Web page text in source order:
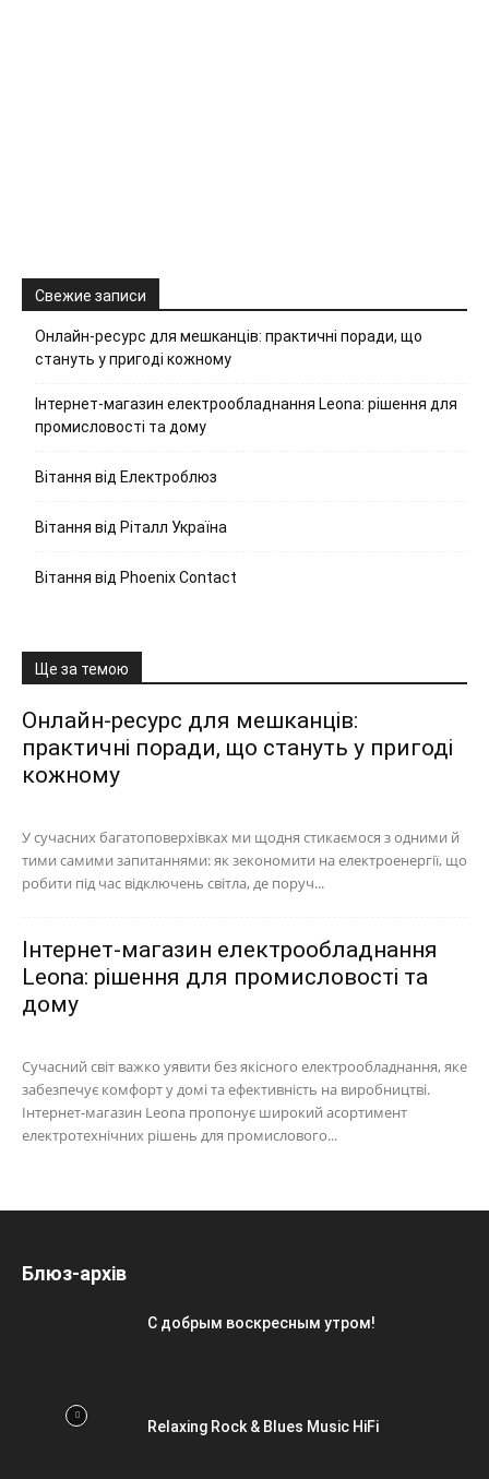
Свежие записи
Онлайн-ресурс для мешканців: практичні поради, що
стануть у пригоді кожному
Інтернет-магазин електрообладнання Leona: рішення для
промисловості та дому
Вітання від Електроблюз
Вітання від Ріталл Україна
Вітання від Phoenix Contact
Ще за темою
Онлайн-ресурс для мешканців:
практичні поради, що стануть у пригоді
кожному
У сучасних багатоповерхівках ми щодня стикаємося з одними й
тими самими запитаннями: як зекономити на електроенергії, що
робити під час відключень світла, де поруч...
Інтернет-магазин електрообладнання
Leona: рішення для промисловості та
дому
Сучасний світ важко уявити без якісного електрообладнання, яке
забезпечує комфорт у домі та ефективність на виробництві.
Інтернет-магазин Leona пропонує широкий асортимент
електротехнічних рішень для промислового...
Блюз-архів
С добрым воскресным утром!
Relaxing Rock & Blues Music HiFi